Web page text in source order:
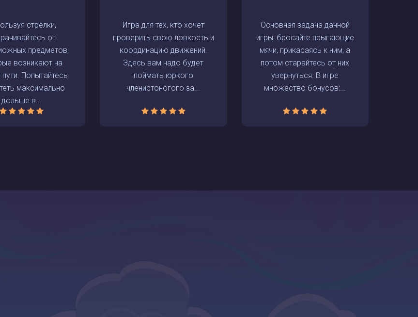
стрелки,
от
предметов,
возникают на
Попытайтесь
максимально
дольше в...
Игра для тех, кто хочет
проверить свою ловкость и
координацию движений.
Здесь вам надо будет
поймать юркого
членистоногого за...
Основная задача данной
игры: бросайте прыгающие
мячи, прикасаясь к ним, а
потом старайтесь от них
увернуться. В игре
множество бонусов:...